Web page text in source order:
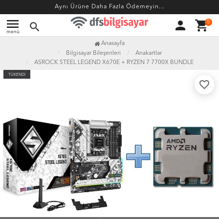
Aynı Ürüne Daha Fazla Ödemeyin...
menu
menü search person shopping_cart0
Anasayfa
Bilgisayar Bileşenleri
Anakartlar
ASROCK STEEL LEGEND X670E + RYZEN 7 7700X BUNDLE
TÜKENDİ
favorite_border